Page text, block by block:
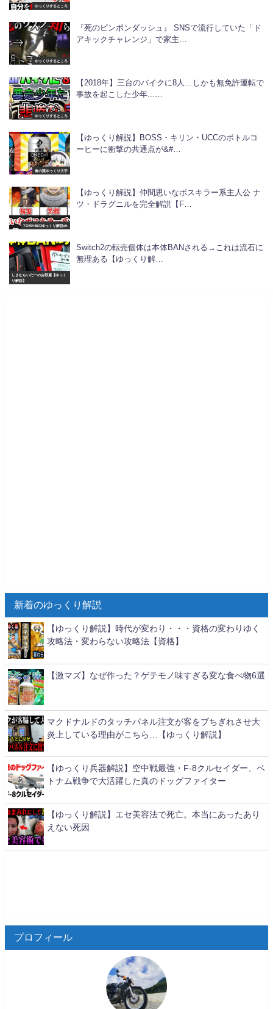
ゆっくりするところ
ゆっくりするところ
『死のピンポンダッシュ』 SNSで流行していた「ド
アキックチャレンジ」で家主…
ゆっくりするところ
【2018年】三台のバイクに8人…しかも無免許運転で
事故を起こした少年...…
食の謎ゆっくり大学
【ゆっくり解説】BOSS・キリン・UCCのボトルコ
ーヒーに衝撃の共通点が&#…
TOMY46のゆっくり解説ch
【ゆっくり解説】仲間思いなボスキラー系主人公 ナ
ツ・ドラグニルを完全解説【F…
しまむらいだーのお部屋【ゆっく
り解説】
Switch2の転売個体は本体BANされる→これは流石に
無理ある【ゆっくり解…
新着のゆっくり解説
【ゆっくり解説】時代が変わり・・・資格の変わりゆく
攻略法・変わらない攻略法【資格】
【激マズ】なぜ作った？ゲテモノ味すぎる変な食べ物6選
マクドナルドのタッチパネル注文が客をブちぎれさせ大
炎上している理由がこちら…【ゆっくり解説】
【ゆっくり兵器解説】空中戦最強・F-8クルセイダー、ベ
トナム戦争で大活躍した真のドッグファイター
【ゆっくり解説】エセ美容法で死亡。本当にあったあり
えない死因
プロフィール